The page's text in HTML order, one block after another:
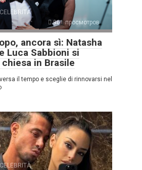
CELEBRITÀ
961 просмотров
ancora sì: Natasha
Luca Sabbioni si
in Brasile
il tempo e sceglie di rinnovarsi nel
CELEBRITÀ